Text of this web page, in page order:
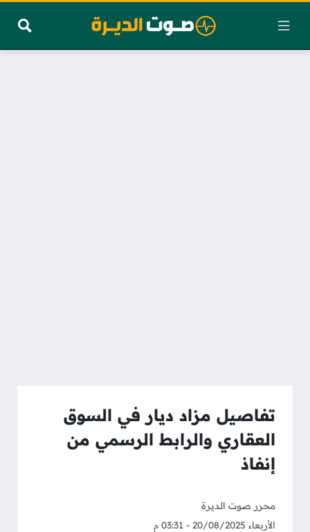
تفاصيل مزاد ديار في السوق
العقاري والرابط الرسمي من
إنفاذ
محرر صوت الديرة
الأربعاء 20/08/2025 - 03:31 م